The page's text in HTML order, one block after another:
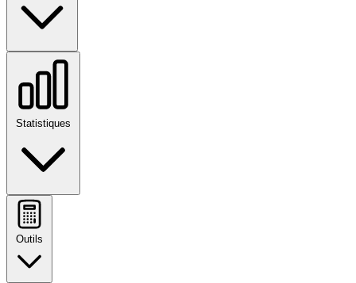
Statistiques
Outils